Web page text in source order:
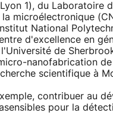
1), du Laboratoire
microélectronique
National
d'excellence en
de
nanofabrication
scientifique à
contribuer au
pour la